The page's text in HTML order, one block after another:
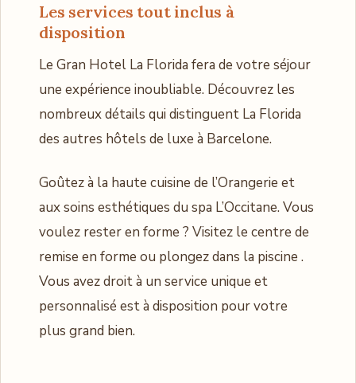
Les services tout inclus à
disposition
Le Gran Hotel La Florida fera de votre séjour
une expérience inoubliable. Découvrez les
nombreux détails qui distinguent La Florida
des autres hôtels de luxe à Barcelone.
Goûtez à la haute cuisine de l’Orangerie et
aux soins esthétiques du spa L’Occitane. Vous
voulez rester en forme ? Visitez le centre de
remise en forme ou plongez dans la piscine .
Vous avez droit à un service unique et
personnalisé est à disposition pour votre
plus grand bien.